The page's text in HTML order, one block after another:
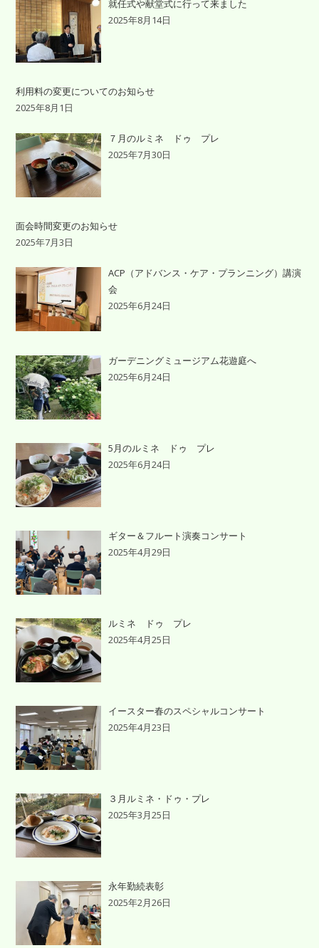
就任式や献堂式に行って来ました
2025年8月14日
利用料の変更についてのお知らせ
2025年8月1日
７月のルミネ ドゥ プレ
2025年7月30日
面会時間変更のお知らせ
2025年7月3日
ACP（アドバンス・ケア・プランニング）講演
会
2025年6月24日
ガーデニングミュージアム花遊庭へ
2025年6月24日
5月のルミネ ドゥ プレ
2025年6月24日
ギター＆フルート演奏コンサート
2025年4月29日
ルミネ ドゥ プレ
2025年4月25日
イースター春のスペシャルコンサート
2025年4月23日
３月ルミネ・ドゥ・プレ
2025年3月25日
永年勤続表彰
2025年2月26日